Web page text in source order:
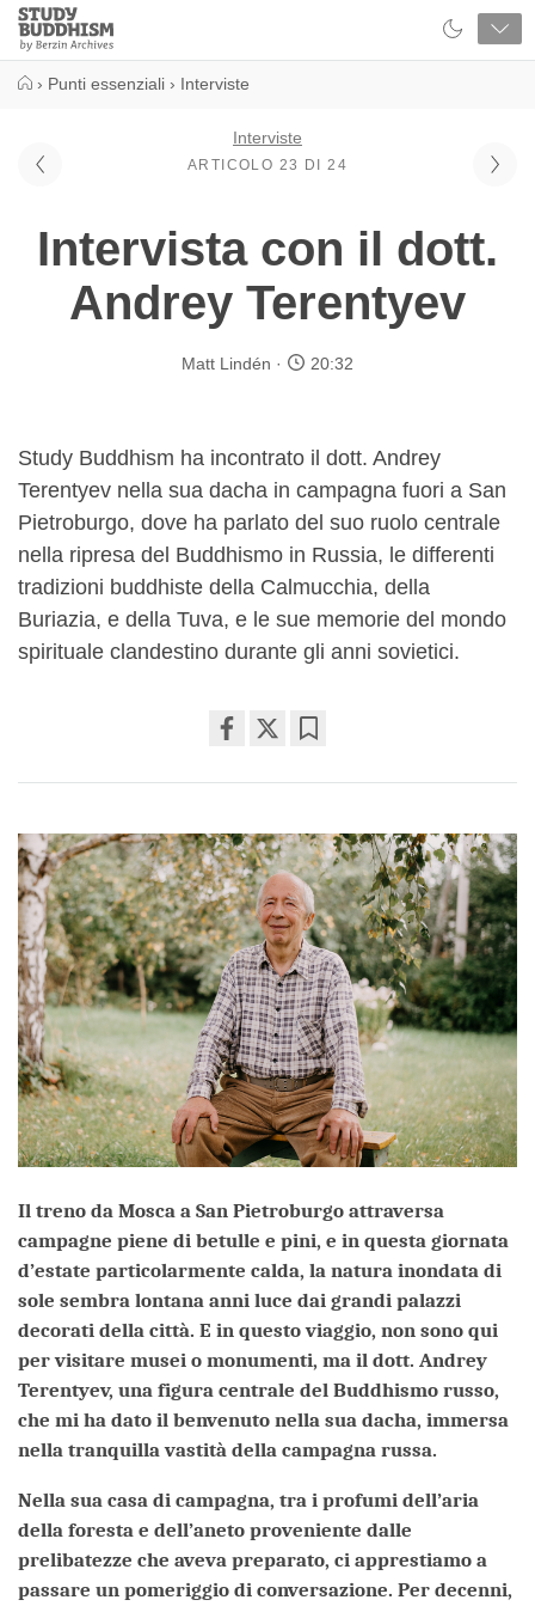
Close
Study
Buddhism
› Punti essenziali › Interviste
Interviste
ARTICOLO 23 DI 24
Intervista con il dott.
Andrey Terentyev
Matt Lindén 20:32
Study Buddhism ha incontrato il dott. Andrey
Terentyev nella sua dacha in campagna fuori a San
Pietroburgo, dove ha parlato del suo ruolo centrale
nella ripresa del Buddhismo in Russia, le differenti
tradizioni buddhiste della Calmucchia, della
Buriazia, e della Tuva, e le sue memorie del mondo
spirituale clandestino durante gli anni sovietici.
on
Il treno da Mosca a San Pietroburgo attraversa
campagne piene di betulle e pini, e in questa giornata
d’estate particolarmente calda, la natura inondata di
sole sembra lontana anni luce dai grandi palazzi
decorati della città. E in questo viaggio, non sono qui
per visitare musei o monumenti, ma il dott. Andrey
Terentyev, una figura centrale del Buddhismo russo,
che mi ha dato il benvenuto nella sua dacha, immersa
nella tranquilla vastità della campagna russa.
Nella sua casa di campagna, tra i profumi dell’aria
della foresta e dell’aneto proveniente dalle
prelibatezze che aveva preparato, ci apprestiamo a
passare un pomeriggio di conversazione. Per decenni,